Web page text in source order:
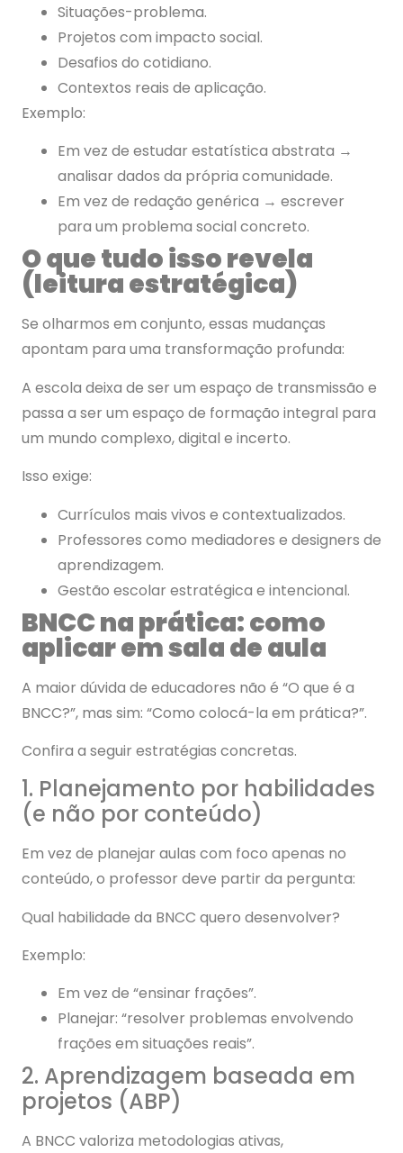
Situações-problema.
Projetos com impacto social.
Desafios do cotidiano.
Contextos reais de aplicação.
Exemplo:
Em vez de estudar estatística abstrata →
analisar dados da própria comunidade.
Em vez de redação genérica → escrever
para um problema social concreto.
O que tudo isso revela
(leitura estratégica)
Se olharmos em conjunto, essas mudanças
apontam para uma transformação profunda:
A escola deixa de ser um espaço de transmissão e
passa a ser um espaço de formação integral para
um mundo complexo, digital e incerto.
Isso exige:
Currículos mais vivos e contextualizados.
Professores como mediadores e designers de
aprendizagem.
Gestão escolar estratégica e intencional.
BNCC na prática: como
aplicar em sala de aula
A maior dúvida de educadores não é “O que é a
BNCC?”, mas sim: “Como colocá-la em prática?”.
Confira a seguir estratégias concretas.
1. Planejamento por habilidades
(e não por conteúdo)
Em vez de planejar aulas com foco apenas no
conteúdo, o professor deve partir da pergunta:
Qual habilidade da BNCC quero desenvolver?
Exemplo:
Em vez de “ensinar frações”.
Planejar: “resolver problemas envolvendo
frações em situações reais”.
2. Aprendizagem baseada em
projetos (ABP)
A BNCC valoriza metodologias ativas,